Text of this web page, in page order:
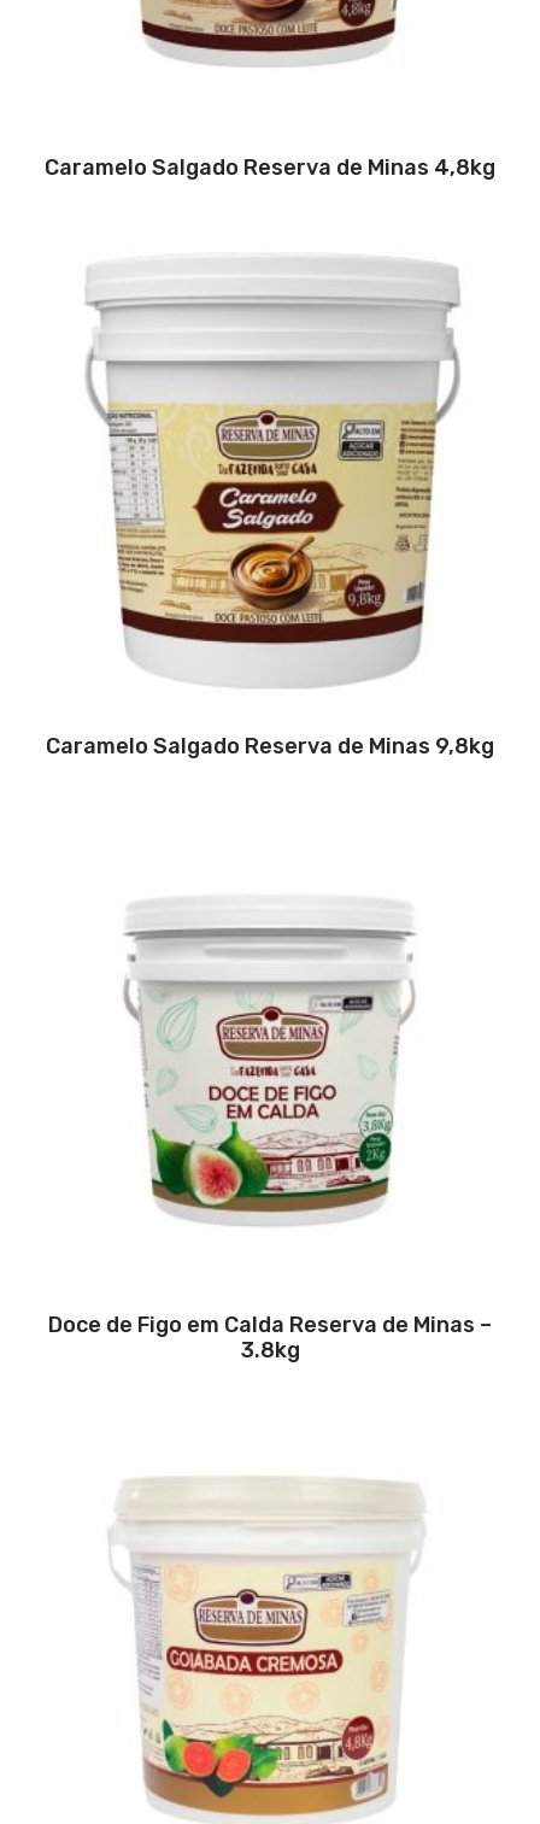
Caramelo Salgado Reserva de Minas 4,8kg
Caramelo Salgado Reserva de Minas 9,8kg
Doce de Figo em Calda Reserva de Minas –
3.8kg